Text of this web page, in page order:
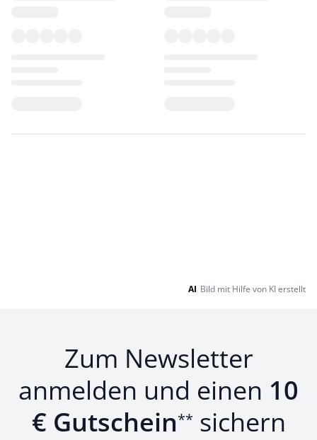
AI Bild mit Hilfe von KI erstellt
Zum Newsletter
anmelden und einen 10
€ Gutschein** sichern